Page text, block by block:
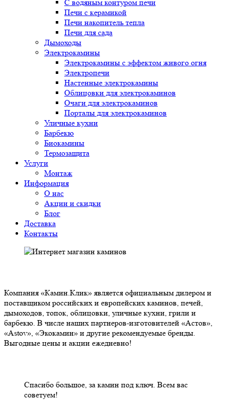
С водяным контуром печи
Печи с керамикой
Печи накопитель тепла
Печи для сада
Дымоходы
Электрокамины
Электрокамины с эффектом живого огня
Электропечи
Настенные электрокамины
Облицовки для электрокаминов
Очаги для электрокаминов
Порталы для электрокаминов
Уличные кухни
Барбекю
Биокамины
Термозащита
Услуги
Монтаж
Информация
О нас
Акции и скидки
Блог
Доставка
Контакты
Компания «Камин.Клик» является официальным дилером и
поставщиком российских и европейских каминов, печей,
дымоходов, топок, облицовки, уличные кухни, грили и
барбекю. В числе наших партнеров-изготовителей «Астов»,
«Astov», «Экокамин» и другие рекомендуемые бренды.
Выгодные цены и акции ежедневно!
Спасибо большое, за камин под ключ. Всем вас
советуем!